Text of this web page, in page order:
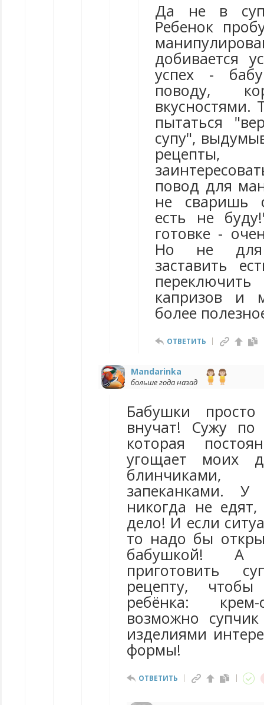
Да не в
Ребенок
добивается
успех -
поводу,
вкусностями.
пытаться
супу",
повод для
не сваришь
есть не
готовке -
Но не для
заставить
капризов и
более
ОТВЕТИТЬ
Mandarinka
больше года назад
Бабушки
внучат! Сужу по
которая
угощает моих
блинчиками,
запеканками.
никогда не
дело! И если
то надо бы
бабушкой!
приготовить
рецепту, чтобы
ребёнка:
возможно
изделиями
формы!
ОТВЕТИТЬ